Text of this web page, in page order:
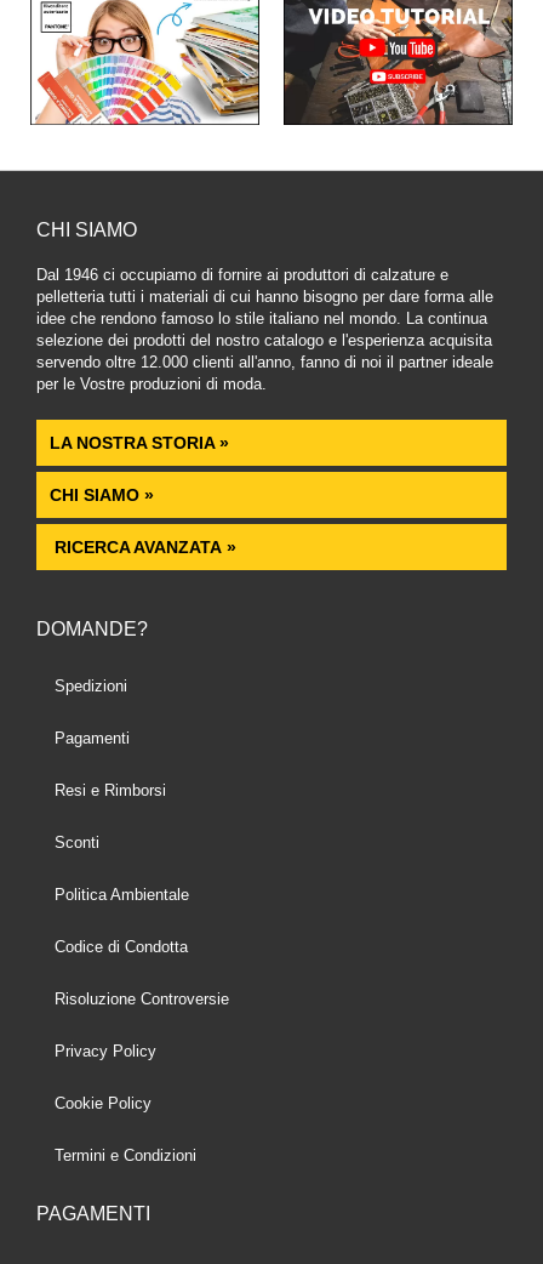
CHI SIAMO
Dal 1946 ci occupiamo di fornire ai produttori di calzature e
pelletteria tutti i materiali di cui hanno bisogno per dare forma alle
idee che rendono famoso lo stile italiano nel mondo. La continua
selezione dei prodotti del nostro catalogo e l'esperienza acquisita
servendo oltre 12.000 clienti all'anno, fanno di noi il partner ideale
per le Vostre produzioni di moda.
LA NOSTRA STORIA »
CHI SIAMO »
RICERCA AVANZATA »
DOMANDE?
Spedizioni
Pagamenti
Resi e Rimborsi
Sconti
Politica Ambientale
Codice di Condotta
Risoluzione Controversie
Privacy Policy
Cookie Policy
Termini e Condizioni
PAGAMENTI